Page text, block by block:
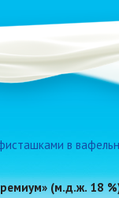
в
(м.д.ж. 18